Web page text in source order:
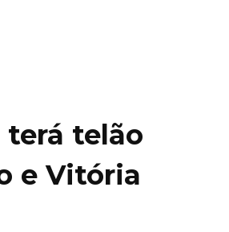
terá telão
e Vitória